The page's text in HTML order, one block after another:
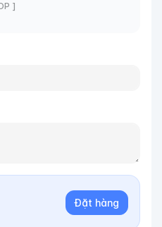
]
Đặt hàng